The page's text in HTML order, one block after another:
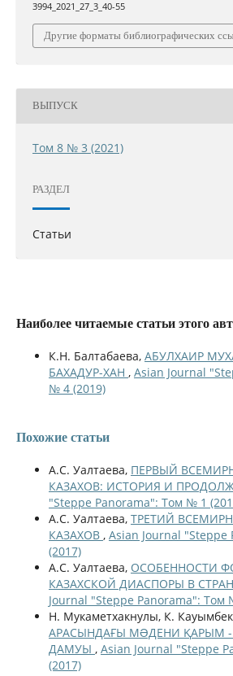
3994_2021_27_3_40-55
Другие форматы библиографических
ВЫПУСК
Том 8 № 3 (2021)
РАЗДЕЛ
Статьи
Наиболее читаемые статьи этого
К.Н. Балтабаева, АБУЛХАИР
БАХАДУР-ХАН , Asian Journal
№ 4 (2019)
Похожие статьи
А.С. Уалтаева, ПЕРВЫЙ
КАЗАХОВ: ИСТОРИЯ И
"Steppe Panorama": Том № 1
А.С. Уалтаева, ТРЕТИЙ
КАЗАХОВ , Asian Journal
(2017)
А.С. Уалтаева, ОСОБЕННОСТИ
КАЗАХСКОЙ ДИАСПОРЫ В
Journal "Steppe Panorama": Том
Н. Мукаметхакнулы, К.
АРАСЫНДАҒЫ МƏДЕНИ ҚАРЫМ
ДАМУЫ , Asian Journal "Steppe
(2017)